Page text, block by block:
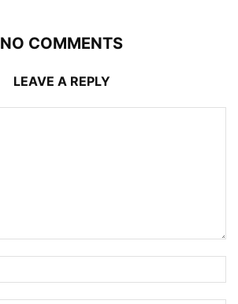
NO COMMENTS
LEAVE A REPLY